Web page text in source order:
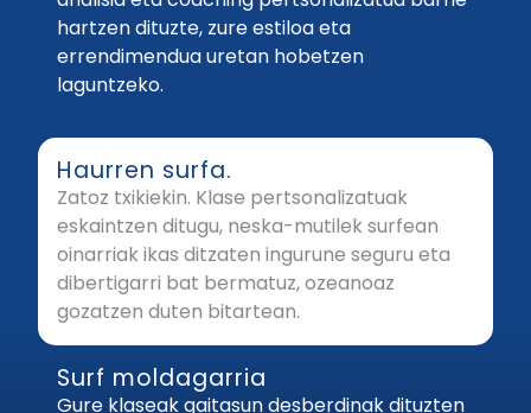
hartzen dituzte, zure estiloa eta
errendimendua uretan hobetzen
laguntzeko.
Haurren surfa.
Zatoz txikiekin. Klase pertsonalizatuak
eskaintzen ditugu, neska-mutilek surfean
oinarriak ikas ditzaten ingurune seguru eta
dibertigarri bat bermatuz, ozeanoaz
gozatzen duten bitartean.
Surf moldagarria
Gure klaseak gaitasun desberdinak dituzten